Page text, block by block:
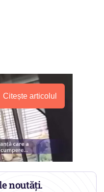
Citește articolul
noutăți.